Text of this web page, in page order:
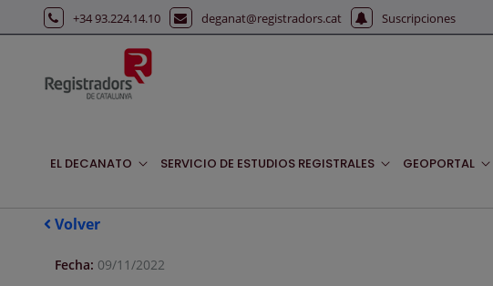
Saltar al contenido principal
+34 93.224.14.10 deganat@registradors.cat Suscripciones
EL DECANATO SERVICIO DE ESTUDIOS REGISTRALES GEOPORTAL
Volver
Fecha: 09/11/2022